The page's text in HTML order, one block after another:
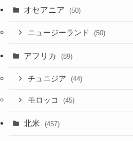
オセアニア (50)
ニュージーランド (50)
アフリカ (89)
チュニジア (44)
モロッコ (45)
北米 (457)